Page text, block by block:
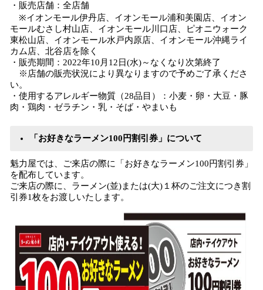
・販売店舗：全店舗
※イオンモール伊丹店、イオンモール浦和美園店、イオン
モールむさし村山店、イオンモール川口店、ピオニウォーク
東松山店、イオンモール水戸内原店、イオンモール沖縄ライ
カム店、北谷店を除く
・販売期間：2022年10月12日(水)～なくなり次第終了
※店舗の販売状況により異なりますので予めご了承くださ
い。
・使用するアレルギー物質（28品目）：小麦・卵・大豆・豚
肉・鶏肉・ゼラチン・乳・そば・やまいも
「お好きなラーメン100円割引券」について
魁力屋では、ご来店の際に「お好きなラーメン100円割引券」
を配布しています。
ご来店の際に、ラーメン(並)または(大)１杯のご注文につき割
引券1枚をお渡しいたします。